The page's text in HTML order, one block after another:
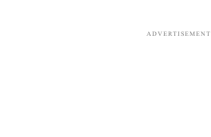
ADVERTISEMENT